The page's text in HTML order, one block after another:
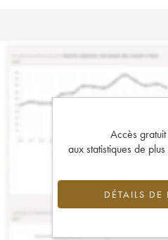
Accès
aux statistiques de
DÉTAILS DE